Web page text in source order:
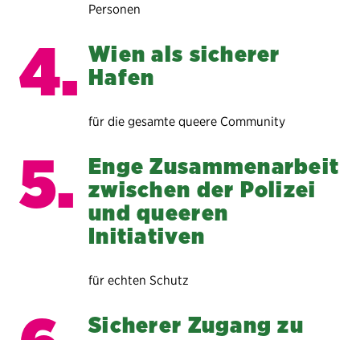
Personen
Wien als sicherer
Hafen
für die gesamte queere Community
Enge Zusammenarbeit
zwischen der Polizei
und queeren
Initiativen
für echten Schutz
Sicherer Zugang zu